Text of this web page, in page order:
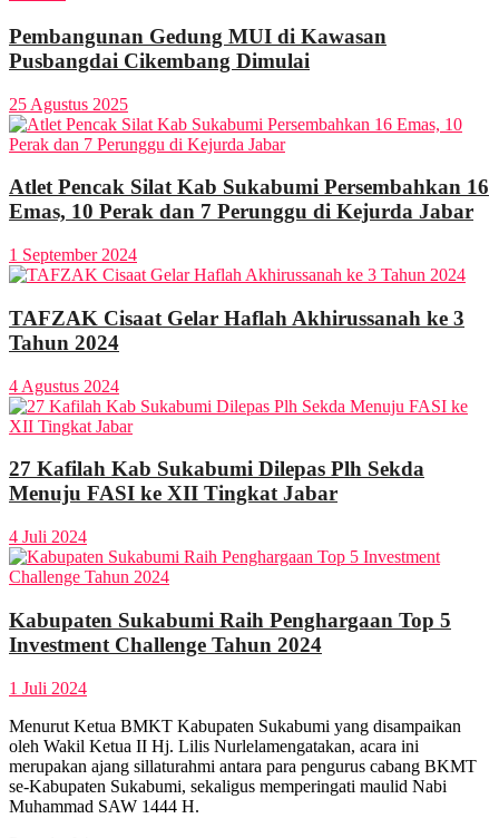
Pembangunan Gedung MUI di Kawasan
Pusbangdai Cikembang Dimulai
25 Agustus 2025
Atlet Pencak Silat Kab Sukabumi Persembahkan 16
Emas, 10 Perak dan 7 Perunggu di Kejurda Jabar
1 September 2024
TAFZAK Cisaat Gelar Haflah Akhirussanah ke 3
Tahun 2024
4 Agustus 2024
27 Kafilah Kab Sukabumi Dilepas Plh Sekda
Menuju FASI ke XII Tingkat Jabar
4 Juli 2024
Kabupaten Sukabumi Raih Penghargaan Top 5
Investment Challenge Tahun 2024
1 Juli 2024
Menurut Ketua BMKT Kabupaten Sukabumi yang disampaikan
oleh Wakil Ketua II Hj. Lilis Nurlelamengatakan, acara ini
merupakan ajang sillaturahmi antara para pengurus cabang BKMT
se-Kabupaten Sukabumi, sekaligus memperingati maulid Nabi
Muhammad SAW 1444 H.